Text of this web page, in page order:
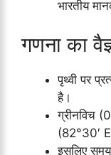
भारतीय
गणना का
पृथ्वी पर
है।
ग्रीनविच
(82°30′
इसलिए